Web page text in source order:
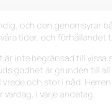
och den genomsyrar
tider, och
inte begränsad till vissa
godhet är grunden till
och stor i nåd.
i varje andetag.